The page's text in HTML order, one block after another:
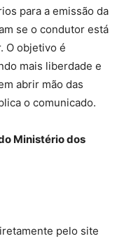
para a emissão da
se o condutor está
O objetivo é
mais liberdade e
abrir mão das
o comunicado.
Ministério dos
pelo site